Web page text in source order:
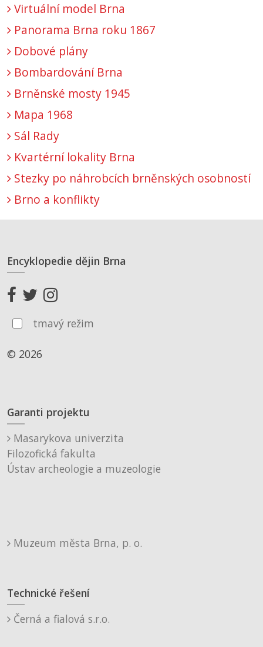
Virtuální model Brna
Panorama Brna roku 1867
Dobové plány
Bombardování Brna
Brněnské mosty 1945
Mapa 1968
Sál Rady
Kvartérní lokality Brna
Stezky po náhrobcích brněnských osobností
Brno a konflikty
Encyklopedie dějin Brna
tmavý režim
© 2026
Garanti projektu
Masarykova univerzita
Filozofická fakulta
Ústav archeologie a muzeologie
Muzeum města Brna, p. o.
Technické řešení
Černá a fialová s.r.o.